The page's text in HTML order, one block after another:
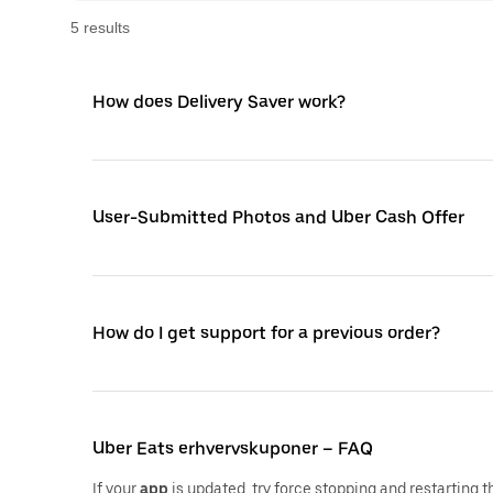
5 results
How does Delivery Saver work?
User-Submitted Photos and Uber Cash Offer
How do I get support for a previous order?
Uber Eats erhvervskuponer – FAQ
If yourapp is updated, try force stopping and restarting